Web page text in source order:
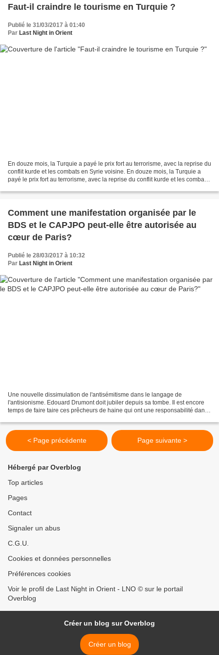
Faut-il craindre le tourisme en Turquie ?
Publié le 31/03/2017 à 01:40
Par Last Night in Orient
En douze mois, la Turquie a payé le prix fort au terrorisme, avec la reprise du
conflit kurde et les combats en Syrie voisine. En douze mois, la Turquie a
payé le prix fort au terrorisme, avec la reprise du conflit kurde et les combats
Comment une manifestation organisée par le
BDS et le CAPJPO peut-elle être autorisée au
cœur de Paris?
Publié le 28/03/2017 à 10:32
Par Last Night in Orient
Une nouvelle dissimulation de l'antisémitisme dans le langage de
l'antisionisme. Edouard Drumont doit jubiler depuis sa tombe. Il est encore
temps de faire taire ces prêcheurs de haine qui ont une responsabilité dans
< Page précédente Page suivante >
Hébergé par Overblog
Top articles
Pages
Contact
Signaler un abus
C.G.U.
Cookies et données personnelles
Préférences cookies
Voir le profil de Last Night in Orient - LNO © sur le portail
Overblog
Créer un blog sur Overblog
Créer un blog